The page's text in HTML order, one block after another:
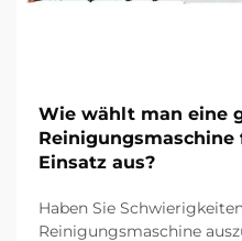
Wie wählt man eine
Einsatz aus?
Haben Sie
Reinigungsmaschine